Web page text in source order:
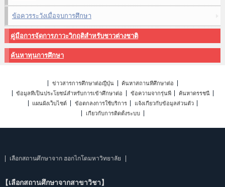
ข้อควรระวังเมื่อจบการศึกษา
คู่มือการจัดการภาวะวิกฤติสำหรับชาวต่างชาติ
ค้นหาทุนการศึกษา
ข่าวสารการศึกษาต่อญี่ปุ่น
ค้นหาสถานที่ศึกษาต่อ
ข้อมูลที่เป็นประโยชน์สำหรับการเข้าศึกษาต่อ
ข้อความจากรุ่นพี่
ค้นหาดรรชนี
แผนผังเว็บไซต์
ข้อตกลงการใช้บริการ
แจ้งเกี่ยวกับข้อมูลส่วนตัว
เกี่ยวกับการติดตั้งระบบ
เลือกสถานศึกษาจาก ฮอกไกโดมหาวิทยาลัย
【เลือกสถานศึกษาจากสาขาวิชา】